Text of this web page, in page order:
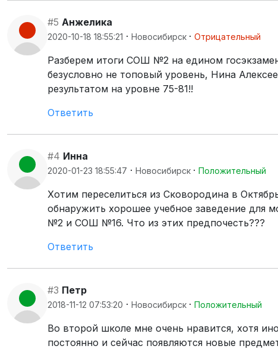
#5 Анжелика
2020-10-18 18:55:21 · Новосибирск · Отрицательный
Разберем итоги СОШ №2 на едином
безусловно не топовый уровень, Нина
результатом на уровне 75-81!!
Ответить
#4 Инна
2020-01-23 18:55:47 · Новосибирск · Положительный
Хотим переселиться из Сковородина в
обнаружить хорошее учебное заведение для
№2 и СОШ №16. Что из этих предпочесть???
Ответить
#3 Петр
2018-11-12 07:53:20 · Новосибирск · Положительный
Во второй школе мне очень нравится, хотя
постоянно и сейчас появляются новые